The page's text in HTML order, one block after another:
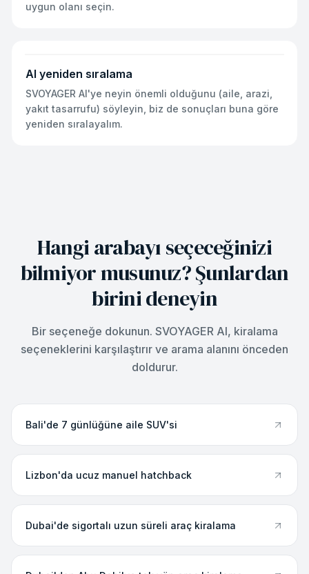
uygun olanı seçin.
AI yeniden sıralama
SVOYAGER AI'ye neyin önemli olduğunu (aile, arazi,
yakıt tasarrufu) söyleyin, biz de sonuçları buna göre
yeniden sıralayalım.
Hangi arabayı seçeceğinizi
bilmiyor musunuz? Şunlardan
birini deneyin
Bir seçeneğe dokunun. SVOYAGER AI, kiralama
seçeneklerini karşılaştırır ve arama alanını önceden
doldurur.
Bali'de 7 günlüğüne aile SUV'si
Lizbon'da ucuz manuel hatchback
Dubai'de sigortalı uzun süreli araç kiralama